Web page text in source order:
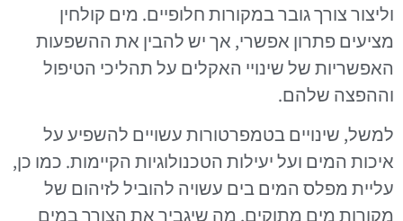
וליצור צורך גובר במקורות חלופיים. מים קולחין
מציעים פתרון אפשרי, אך יש להבין את ההשפעות
האפשריות של שינויי האקלים על תהליכי הטיפול
וההפצה שלהם.
למשל, שינויים בטמפרטורות עשויים להשפיע על
איכות המים ועל יעילות הטכנולוגיות הקיימות. כמו כן,
עליית מפלס המים בים עשויה להוביל לזיהום של
מקורות מים מתוקים, מה שיגביר את הצורך במים